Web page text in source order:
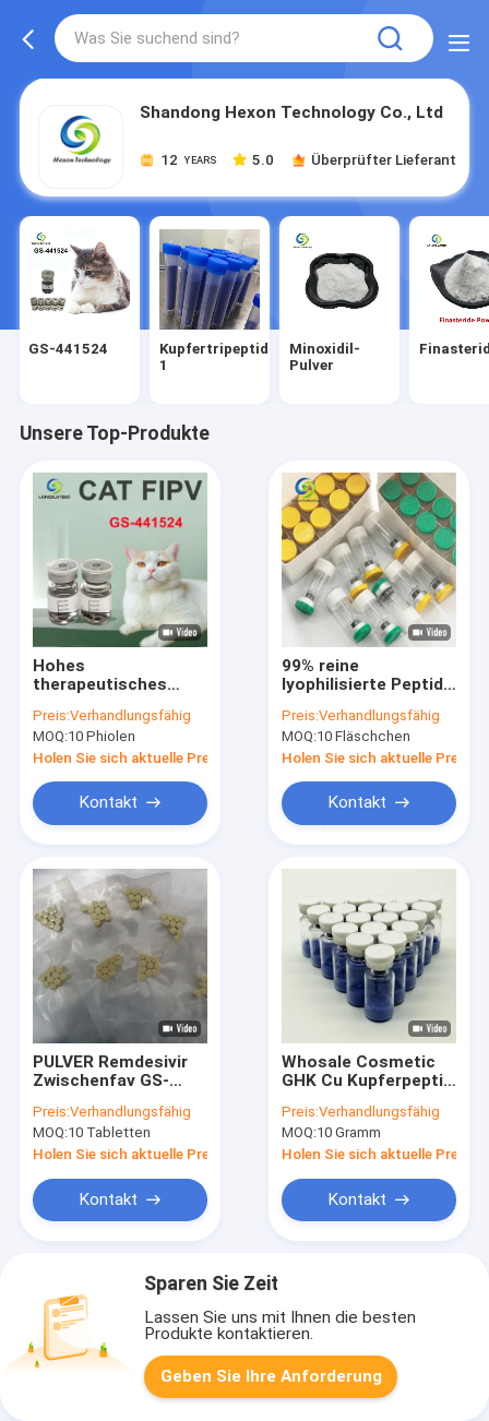
Shandong Hexon Technology Co., Ltd
12 YEARS 5.0 Überprüfter Lieferant
GS-441524
Kupfertripeptid
1
Minoxidil-
Pulver
Unsere Top-Produkte
Hohes
therapeutisches
5.5mL FAV GS 441524
für Katzen FIPV
Preis:Verhandlungsfähig
MOQ:10 Phiolen
Holen Sie sich aktuelle Preis
Kontakt
99% reine
lyophilisierte Peptide
für die
Fettverbrennung
Preis:Verhandlungsfähig
MOQ:10 Fläschchen
Holen Sie sich aktuelle Preis
Kontakt
PULVER Remdesivir
Zwischenfav GS-
1191237-69-0
Preis:Verhandlungsfähig
MOQ:10 Tabletten
Holen Sie sich aktuelle Preis
Kontakt
Whosale Cosmetic
GHK Cu Kupferpeptid
Preis:Verhandlungsfähig
MOQ:10 Gramm
Holen Sie sich aktuelle Preis
Kontakt
Sparen Sie Zeit
Lassen Sie uns mit Ihnen die besten
Produkte kontaktieren.
Geben Sie Ihre Anforderung